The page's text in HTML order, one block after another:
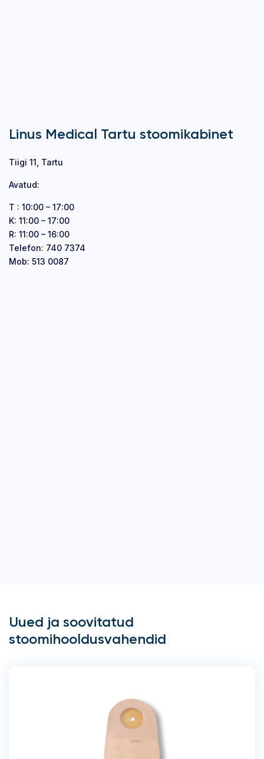
Linus Medical Tartu stoomikabinet
Tiigi 11, Tartu
Avatud:
T : 10:00 – 17:00
K: 11:00 – 17:00
R: 11:00 – 16:00
Telefon: 740 7374
Mob: 513 0087
Uued ja soovitatud
stoomihooldusvahendid